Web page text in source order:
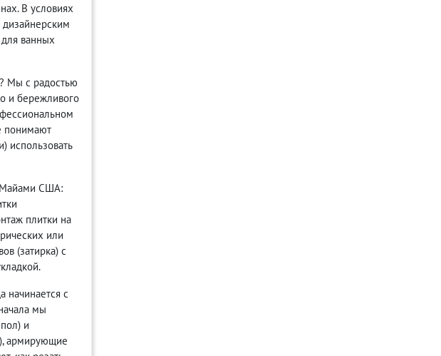
В условиях
дизайнерским
ванных
Мы с радостью
и бережливого
понимают
использовать
Майами США:
плитки на
или
(затирка) с
начинается с
мы
и
армирующие